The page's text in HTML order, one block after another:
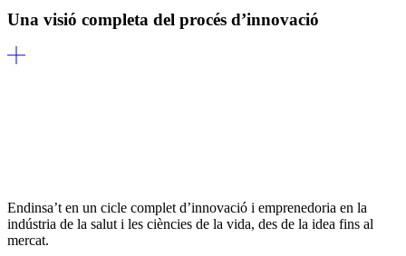
Una visió completa del procés d’innovació
Endinsa’t en un cicle complet d’innovació i emprenedoria en la
indústria de la salut i les ciències de la vida, des de la idea fins al
mercat.